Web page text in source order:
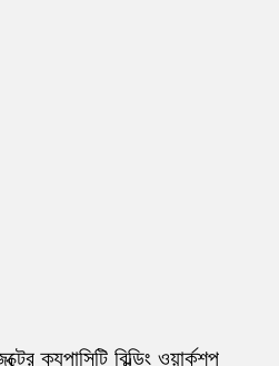
ক্যপাসিটি বিল্ডিং ওয়ার্কশপ